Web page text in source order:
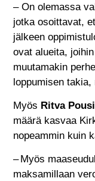
– On olemassa
jotka osoittavat,
jälkeen
ovat alueita,
muutamakin
loppumisen
Myös Ritva Pousi
määrä kasvaa
nopeammin kuin
– Myös
maksamillaan